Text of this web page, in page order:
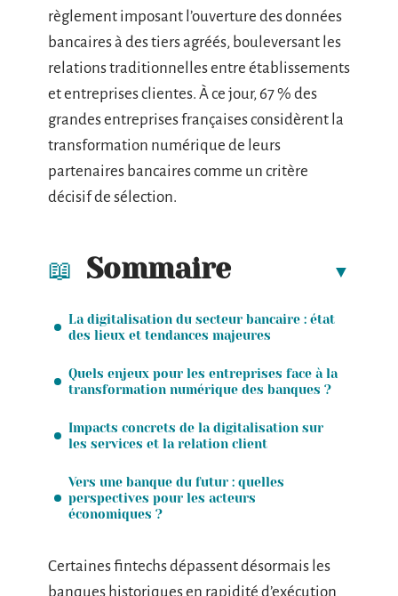
règlement imposant l’ouverture des données
bancaires à des tiers agréés, bouleversant les
relations traditionnelles entre établissements
et entreprises clientes. À ce jour, 67 % des
grandes entreprises françaises considèrent la
transformation numérique de leurs
partenaires bancaires comme un critère
décisif de sélection.
Sommaire
La digitalisation du secteur bancaire : état
des lieux et tendances majeures
Quels enjeux pour les entreprises face à la
transformation numérique des banques ?
Impacts concrets de la digitalisation sur
les services et la relation client
Vers une banque du futur : quelles
perspectives pour les acteurs
économiques ?
Certaines fintechs dépassent désormais les
banques historiques en rapidité d’exécution